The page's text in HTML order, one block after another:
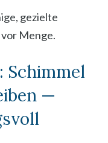
gezielte
Menge.
—